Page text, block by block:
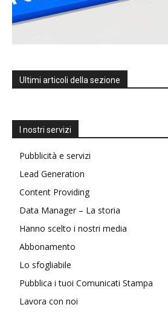
Ultimi articoli della sezione
I nostri servizi
Pubblicità e servizi
Lead Generation
Content Providing
Data Manager – La storia
Hanno scelto i nostri media
Abbonamento
Lo sfogliabile
Pubblica i tuoi Comunicati Stampa
Lavora con noi